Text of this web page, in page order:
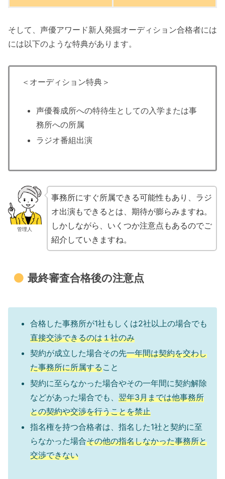
そして、声優アワード新人発掘オーディション合格者には
には以下のような特典があります。
＜オーディション特典＞
声優養成所への特待生としての入学または事
務所への所属
ラジオ番組出演
管理人
事務所にすぐ所属できる可能性もあり、ラジ
オ出演もできるとは、期待が膨らみますね。
しかしながら、いくつか注意点もあるのでご
紹介していきますね。
最終審査合格後の注意点
合格した事務所が1社もしくは2社以上の場合でも
直接交渉できるのは１社のみ
契約が成立した場合その先一年間は契約を交わし
た事務所に所属すること
契約に至らなかった場合やその一年間に契約解除
などがあった場合でも、翌年3月までは他事務所
との契約や交渉を行うことを禁止
指名権を持つ合格者は、指名した1社と契約に至
らなかった場合その他の指名しなかった事務所と
交渉できない